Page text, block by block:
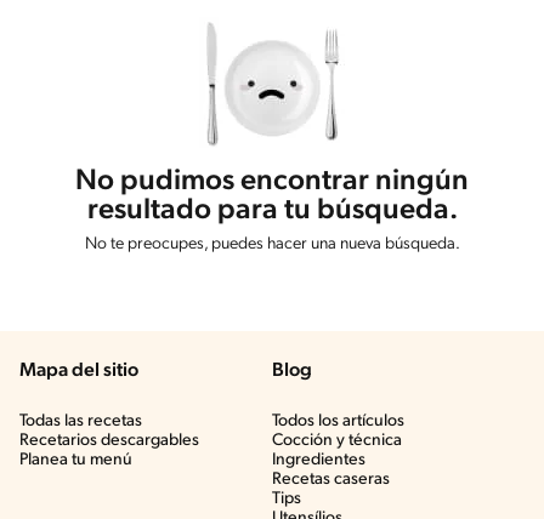
No pudimos encontrar ningún
resultado para tu búsqueda.
No te preocupes, puedes hacer una nueva búsqueda.
Mapa del sitio
Todas las recetas
Recetarios descargables
Planea tu menú
Blog
Todos los artículos
Cocción y técnica
Ingredientes
Recetas caseras
Tips